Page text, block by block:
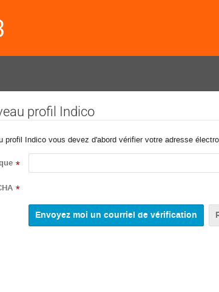
profil Indico
profil Indico vous devez d'abord vérifier votre adresse
*
*